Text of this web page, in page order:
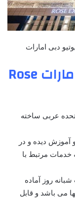
دبی امارات
هتل رز اکسکیوتیو دبی امارات Rose
متحده عربی ساخته
آموزش دیده و در
خدمات مرتبط با
شبانه روز آماده
می باشد و قابل